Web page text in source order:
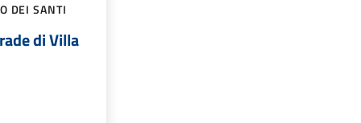
DEI SANTI
di Villa